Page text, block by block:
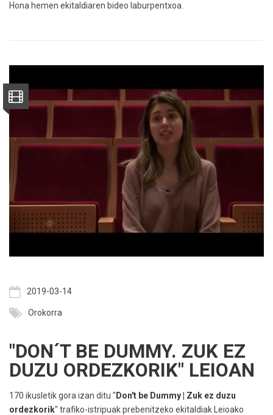
Hona hemen ekitaldiaren bideo laburpentxoa.
2019-03-14
Orokorra
"DON´T BE DUMMY. ZUK EZ
DUZU ORDEZKORIK" LEIOAN
170 ikusletik gora izan ditu "Don't be Dummy | Zuk ez duzu
ordezkorik" trafiko-istripuak prebenitzeko ekitaldiak Leioako